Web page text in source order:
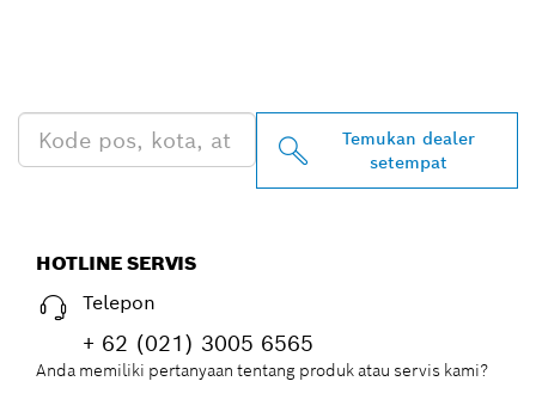
Temukan dealer
setempat
HOTLINE SERVIS
Telepon
+ 62 (021) 3005 6565
Anda memiliki pertanyaan tentang produk atau servis kami?